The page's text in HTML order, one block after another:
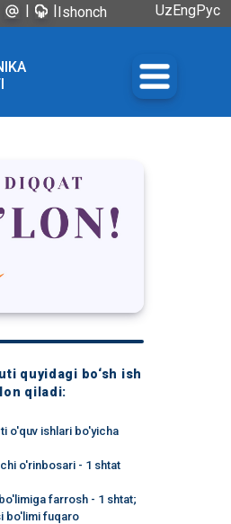
| |Ishonch
UzEngРус
quyidagi bo‘sh ish
qiladi:
o'quv ishlari bo'yicha
o'rinbosari - 1 shtat
farrosh - 1 shtat;
bo'limi fuqaro